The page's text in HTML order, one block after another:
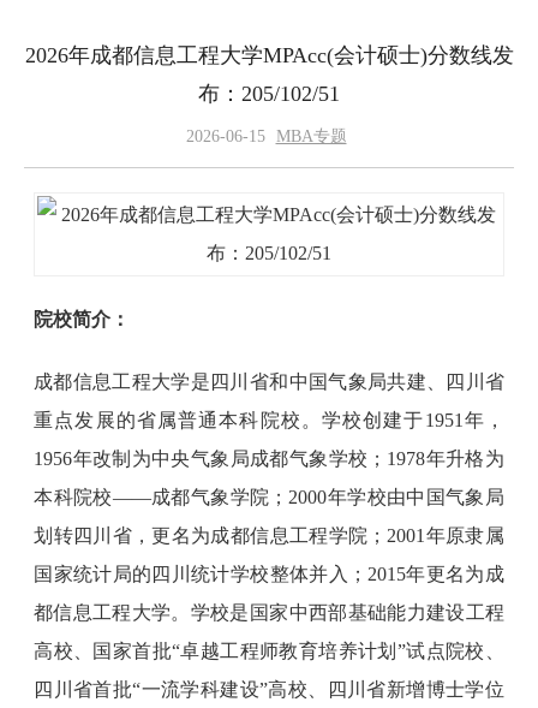
2026年成都信息工程大学MPAcc(会计硕士)分数线发
布：205/102/51
2026-06-15 MBA专题
院校简介：
成都信息工程大学是四川省和中国气象局共建、四川省
重点发展的省属普通本科院校。学校创建于1951年，
1956年改制为中央气象局成都气象学校；1978年升格为
本科院校——成都气象学院；2000年学校由中国气象局
划转四川省，更名为成都信息工程学院；2001年原隶属
国家统计局的四川统计学校整体并入；2015年更名为成
都信息工程大学。学校是国家中西部基础能力建设工程
高校、国家首批“卓越工程师教育培养计划”试点院校、
四川省首批“一流学科建设”高校、四川省新增博士学位